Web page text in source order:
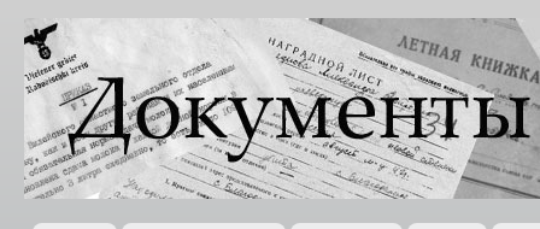
Документы
XX века
Всемирная
история в
Интернете